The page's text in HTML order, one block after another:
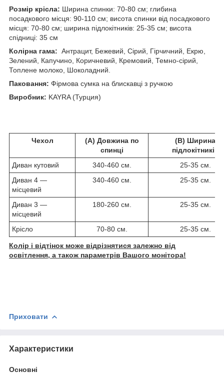
Розмір крісла: Ширина спинки: 70-80 см; глибина
посадкового місця: 90-110 см; висота спинки від посадкового
місця: 70-80 см; ширина підлокітників: 25-35 см; висота
спідниці: 35 см
Колірна гама: Антрацит, Бежевий, Сірий, Гірчичний, Екрю,
Зелений, Капучино, Коричневий, Кремовий, Темно-сірий,
Топлене молоко, Шоколадний.
Паковання: Фірмова сумка на блискавці з ручкою
Виробник: KAYRA (Турция)
Чехол
(А) Довжина по
спинці
(В) Ширина
підлокітників
Диван кутовий
340-460 см.
25-35 см.
Диван 4 —
місцевий
340-460 см. 25-35 см.
Диван 3 —
місцевий
180-260 см. 25-35 см.
Крісло 70-80 см. 25-35 см.
Колір і відтінок може відрізнятися залежно від
освітлення, а також параметрів Вашого монітора!
Приховати
Характеристики
Основні